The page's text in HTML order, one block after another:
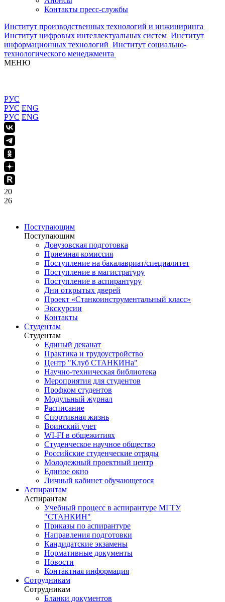
Контакты пресс-службы
Институт производственных технологий и инжиниринга
Институт цифровых интеллектуальных систем Институт
информационных технологий Институт социально-
технологического менеджмента
МЕНЮ
РУС
РУС ENG
РУС ENG
20
26
Поступающим
Поступающим
Довузовская подготовка
Приемная комиссия
Поступление на бакалавриат/специалитет
Поступление в магистратуру
Поступление в аспирантуру
Дни открытых дверей
Проект «Станкоинструментальный класс»
Экскурсии
Контакты
Студентам
Студентам
Единый деканат
Практика и трудоустройство
Центр "Клуб СТАНКИНа"
Научно-техническая библиотека
Мероприятия для студентов
Профком студентов
Модульный журнал
Расписание
Спортивная жизнь
Воинский учет
WI-FI в общежитиях
Студенческое научное общество
Российские студенческие отряды
Молодежный проектный центр
Единое окно
Личный кабинет обучающегося
Аспирантам
Аспирантам
Учебный процесс в аспирантуре МГТУ
"СТАНКИН"
Приказы по аспирантуре
Направления подготовки
Кандидатские экзамены
Нормативные документы
Новости
Контактная информация
Сотрудникам
Сотрудникам
Бланки документов